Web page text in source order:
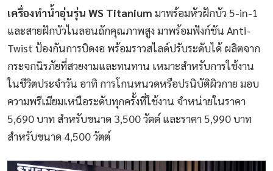
เครื่องทำน้ำอุ่นรุ่น WS Titanium มาพร้อมหัวฝักบัว 5-in-1
และสายฝักบัวไนลอนถักคุณภาพสูง มาพร้อมฟังก์ชัน Anti-
Twist ป้องกันการบิดงอ พร้อมราวสไลด์ปรับระดับได้ ผลิตจาก
กระจกนิรภัยที่สวยงามและทนทาน เหมาะสำหรับการใช้งาน
ในชีวิตประจำวัน อาทิ การโกนหนวดหรือปรนิบัติผิวกาย มอบ
ความพรีเมียมเหนือระดับทุกครั้งที่ใช้งาน จำหน่ายในราคา
5,690 บาท สำหรับขนาด 3,500 วัตต์ และราคา 5,990 บาท
สำหรับขนาด 4,500 วัตต์